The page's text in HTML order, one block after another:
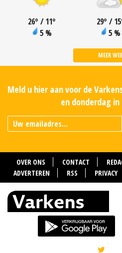
26° / 11°
5 %
29° / 15
5 %
MEER
Meld u hier aan voor de
en donderdag
OVER ONS CONTACT
ADVERTEREN
RSS PRIVACY